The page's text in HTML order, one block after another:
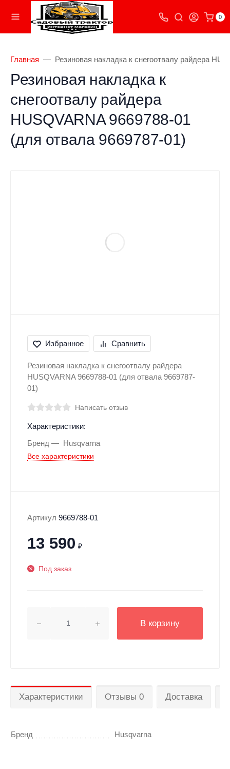
0
Главная Резиновая накладка к снегоотвалу райдера
Резиновая накладка к
снегоотвалу райдера
HUSQVARNA 9669788-01
(для отвала 9669787-01)
Избранное Сравнить
Резиновая накладка к снегоотвалу райдера
HUSQVARNA 9669788-01 (для отвала 9669787-
01)
Написать отзыв
Характеристики:
Бренд
Husqvarna
Все характеристики
Артикул 9669788-01
13 590 ₽
Под заказ
В корзину
Характеристики Отзывы 0 Доставка
Бренд Husqvarna